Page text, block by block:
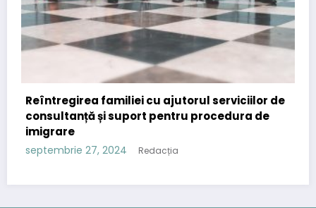
ajutorul serviciilor de
procedura de
Importanța
strategia de content
septembrie 12, 2024